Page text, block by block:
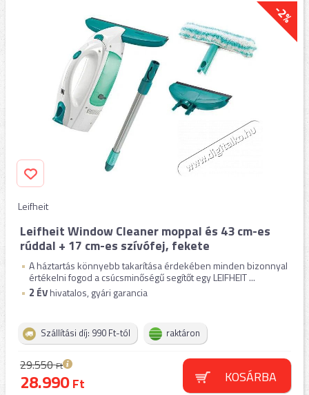
-2%
Leifheit
Leifheit Window Cleaner moppal és 43 cm-es
rúddal + 17 cm-es szívófej, fekete
A háztartás könnyebb takarítása érdekében minden bizonnyal
értékelni fogod a csúcsminőségű segítőt egy LEIFHEIT ...
2 ÉVhivatalos, gyári garancia
Szállítási díj: 990 Ft-tól raktáron
29.550Ft
28.990Ft KOSÁRBA